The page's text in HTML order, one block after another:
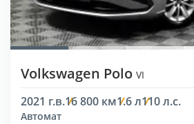
Volkswagen Polo VI
2021 г.в.16 800 км1.6 л110 л.с.
Автомат